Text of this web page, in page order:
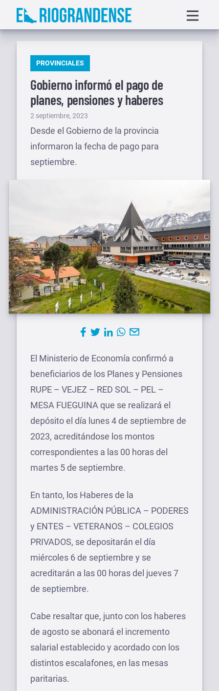
Saltar
menu
PUBLICADO
PROVINCIALES
Gobierno informó el pago de
planes, pensiones y haberes
Publicado
el
2 septiembre, 2023
Desde el Gobierno de la provincia
informaron la fecha de pago para
septiembre.
El Ministerio de Economía confirmó a
beneficiarios de los Planes y Pensiones
RUPE – VEJEZ – RED SOL – PEL –
MESA FUEGUINA que se realizará el
depósito el día lunes 4 de septiembre de
2023, acreditándose los montos
correspondientes a las 00 horas del
martes 5 de septiembre.
En tanto, los Haberes de la
ADMINISTRACIÓN PÚBLICA – PODERES
y ENTES – VETERANOS – COLEGIOS
PRIVADOS, se depositarán el día
miércoles 6 de septiembre y se
acreditarán a las 00 horas del jueves 7
de septiembre.
Cabe resaltar que, junto con los haberes
de agosto se abonará el incremento
salarial establecido y acordado con los
distintos escalafones, en las mesas
paritarias.